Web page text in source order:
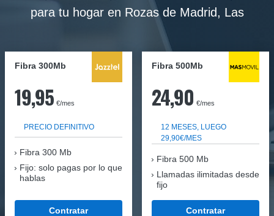
para tu hogar en Rozas de Madrid, Las
Fibra 300Mb
19,95 €/mes
PRECIO DEFINITIVO
Fibra 300 Mb
Fijo: solo pagas por lo que
hablas
Contratar
Fibra 500Mb
24,90 €/mes
12 MESES, LUEGO
29,90€/MES
Fibra 500 Mb
Llamadas ilimitadas desde
fijo
Contratar